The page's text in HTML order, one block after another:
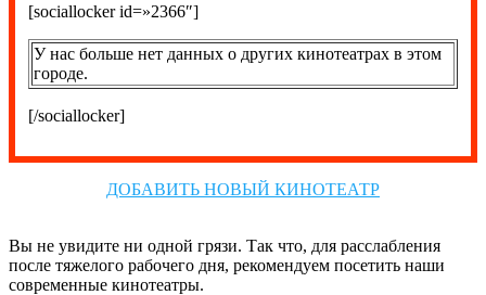
[sociallocker id=»2366″]
У нас больше нет данных о других кинотеатрах в этом
городе.
[/sociallocker]
ДОБАВИТЬ НОВЫЙ КИНОТЕАТР
Вы не увидите ни одной грязи. Так что, для расслабления
после тяжелого рабочего дня, рекомендуем посетить наши
современные кинотеатры.